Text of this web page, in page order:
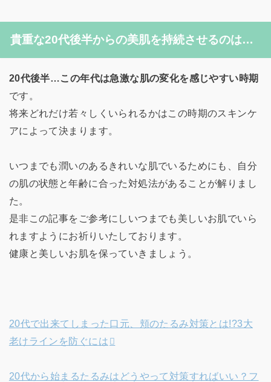
貴重な20代後半からの美肌を持続させるのは…
20代後半…この年代は急激な肌の変化を感じやすい時期
です。
将来どれだけ若々しくいられるかはこの時期のスキンケ
アによって決まります。
いつまでも潤いのあるきれいな肌でいるためにも、自分
の肌の状態と年齢に合った対処法があることが解りまし
た。
是非この記事をご参考にしいつまでも美しいお肌でいら
れますようにお祈りいたしております。
健康と美しいお肌を保っていきましょう。
20代で出来てしまった口元、頬のたるみ対策とは!?3大
老けラインを防ぐには
20代から始まるたるみはどうやって対策すればいい？フ